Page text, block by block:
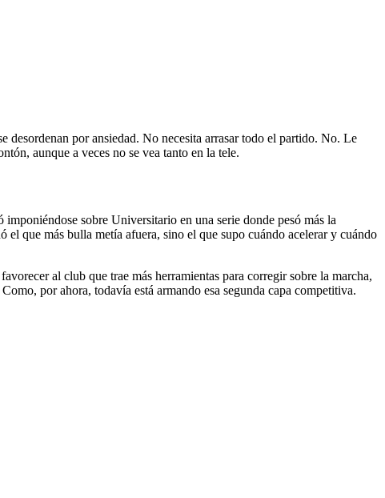
desordenan por ansiedad. No necesita arrasar todo el partido. No. Le
aunque a veces no se vea tanto en la tele.
sobre Universitario en una serie donde pesó más la
que más bulla metía afuera, sino el que supo cuándo acelerar y cuándo
al club que trae más herramientas para corregir sobre la marcha,
por ahora, todavía está armando esa segunda capa competitiva.